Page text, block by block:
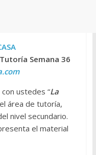
Semana 36
ustedes “La
área de tutoría,
nivel secundario.
el material